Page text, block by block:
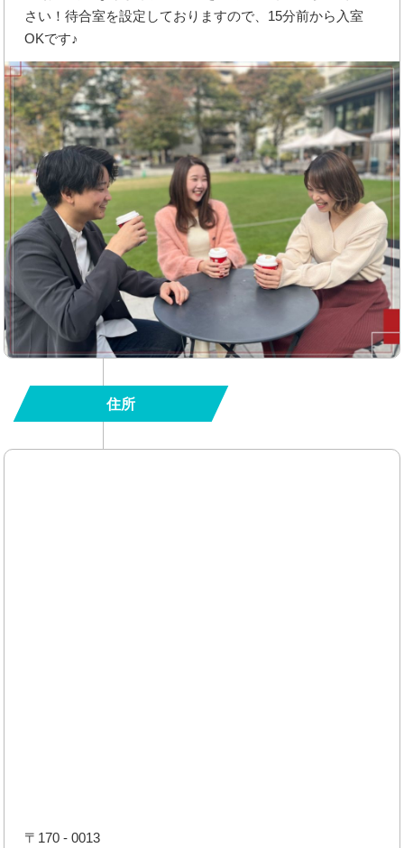
さい！待合室を設定しておりますので、15分前から入室
OKです♪
住所
〒170 - 0013